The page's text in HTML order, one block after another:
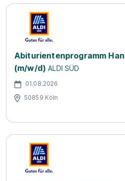
Abiturientenprogramm
(m/w/d) ALDI SÜD
01.08.2026
50859 Köln